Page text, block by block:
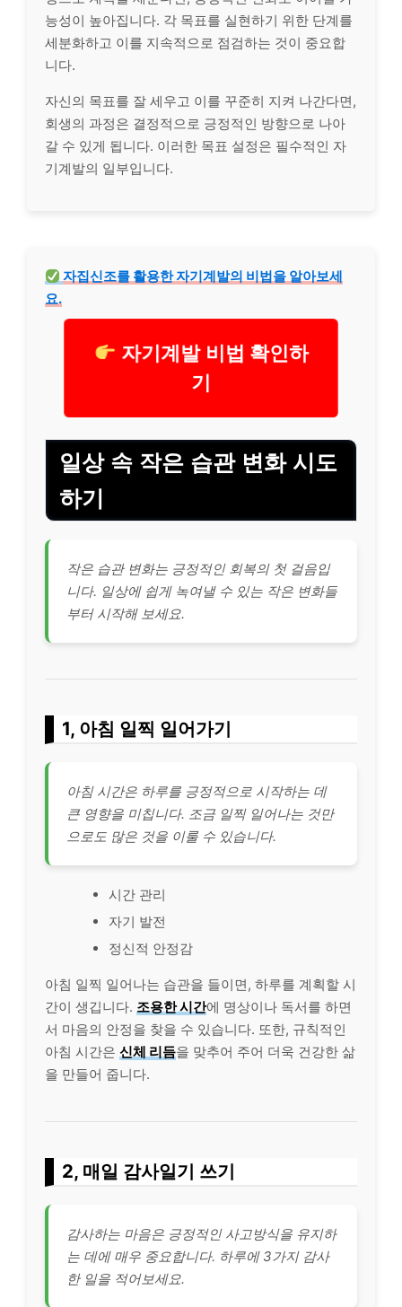
능성이 높아집니다. 각 목표를 실현하기 위한 단계를
세분화하고 이를 지속적으로 점검하는 것이 중요합
니다.
자신의 목표를 잘 세우고 이를 꾸준히 지켜 나간다면,
회생의 과정은 결정적으로 긍정적인 방향으로 나아
갈 수 있게 됩니다. 이러한 목표 설정은 필수적인 자
기계발의 일부입니다.
자집신조를 활용한 자기계발의 비법을 알아보세
요.
자기계발 비법 확인하
기
일상 속 작은 습관 변화 시도
하기
작은 습관 변화는 긍정적인 회복의 첫 걸음입
니다. 일상에 쉽게 녹여낼 수 있는 작은 변화들
부터 시작해 보세요.
1, 아침 일찍 일어가기
아침 시간은 하루를 긍정적으로 시작하는 데
큰 영향을 미칩니다. 조금 일찍 일어나는 것만
으로도 많은 것을 이룰 수 있습니다.
시간 관리
자기 발전
정신적 안정감
아침 일찍 일어나는 습관을 들이면, 하루를 계획할 시
간이 생깁니다. 조용한 시간에 명상이나 독서를 하면
서 마음의 안정을 찾을 수 있습니다. 또한, 규칙적인
아침 시간은 신체 리듬을 맞추어 주어 더욱 건강한 삶
을 만들어 줍니다.
2, 매일 감사일기 쓰기
감사하는 마음은 긍정적인 사고방식을 유지하
는 데에 매우 중요합니다. 하루에 3가지 감사
한 일을 적어보세요.